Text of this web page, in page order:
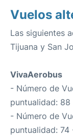
Vuelos
Las siguientes
Tijuana y San
VivaAerobus
- Número de
puntualidad:
- Número de
puntualidad: